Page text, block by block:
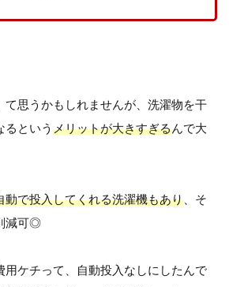
て思うかもしれませんが、洗濯物を干
るという メリットが大きすぎるんで大
動で投入してくれる洗濯機もあり 、そ
減可◎
用ケチって、自動投入なしにしたんで